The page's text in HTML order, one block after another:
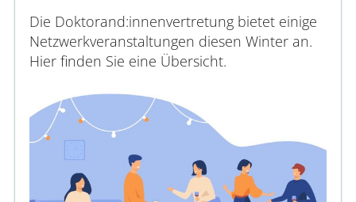
Die Doktorand:innenvertretung bietet einige
Netzwerkveranstaltungen diesen Winter an.
Hier finden Sie eine Übersicht.